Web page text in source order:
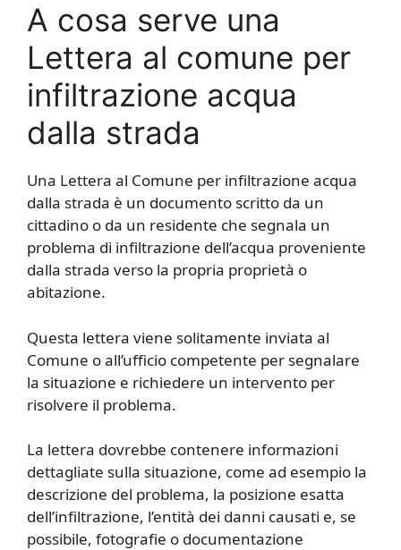
A cosa serve una
Lettera al comune per
infiltrazione acqua
dalla strada
Una Lettera al Comune per infiltrazione acqua
dalla strada è un documento scritto da un
cittadino o da un residente che segnala un
problema di infiltrazione dell’acqua proveniente
dalla strada verso la propria proprietà o
abitazione.
Questa lettera viene solitamente inviata al
Comune o all’ufficio competente per segnalare
la situazione e richiedere un intervento per
risolvere il problema.
La lettera dovrebbe contenere informazioni
dettagliate sulla situazione, come ad esempio la
descrizione del problema, la posizione esatta
dell’infiltrazione, l’entità dei danni causati e, se
possibile, fotografie o documentazione